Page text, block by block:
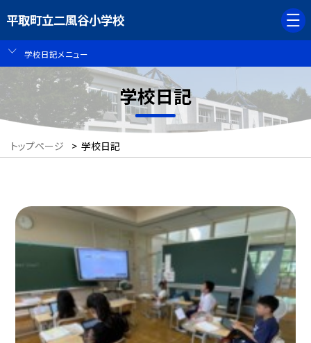
平取町立二風谷小学校
学校日記メニュー
学校日記
トップページ > 学校日記